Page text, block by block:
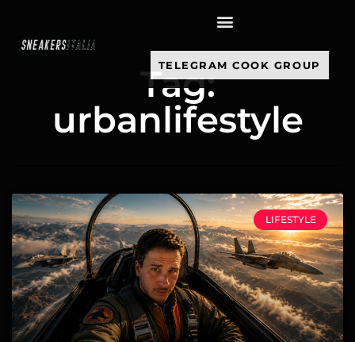
TELEGRAM COOK GROUP
Tag:
urbanlifestyle
LIFESTYLE